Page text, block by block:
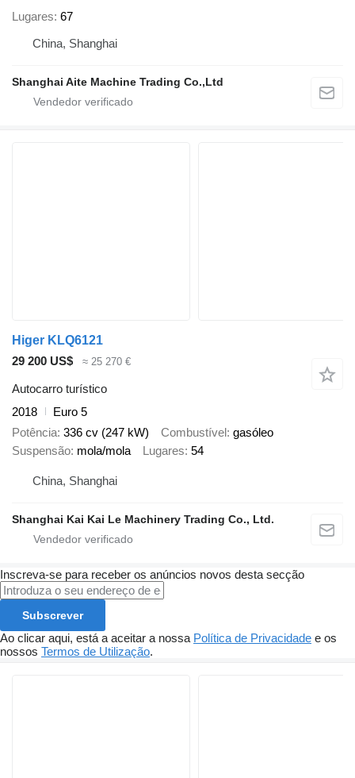
Lugares 67
China, Shanghai
Shanghai Aite Machine Trading Co.,Ltd
Higer KLQ6121
29 200 US$
≈ 25 270 €
Autocarro turístico
2018
Euro 5
Potência 336 cv (247 kW) Combustível gasóleo
Suspensão mola/mola Lugares 54
China, Shanghai
Shanghai Kai Kai Le Machinery Trading Co., Ltd.
Inscreva-se para receber os anúncios novos desta secção
Subscrever
Ao clicar aqui, está a aceitar a nossa Política de Privacidade e os
nossos Termos de Utilização.